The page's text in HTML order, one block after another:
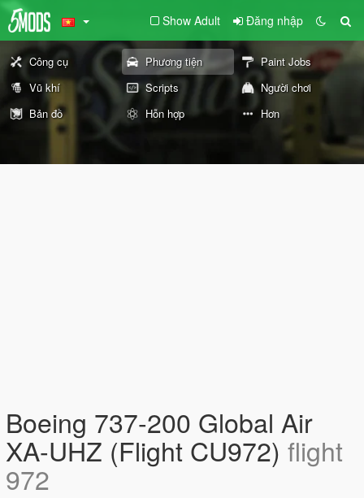
Show Adult Đăng nhập
Công cụ Phương tiện
Paint Jobs
Vũ khí
Scripts
Người chơi
Bản đồ
Hỗn hợp Hơn
Boeing 737-200 Global Air
XA-UHZ (Flight CU972) flight
972